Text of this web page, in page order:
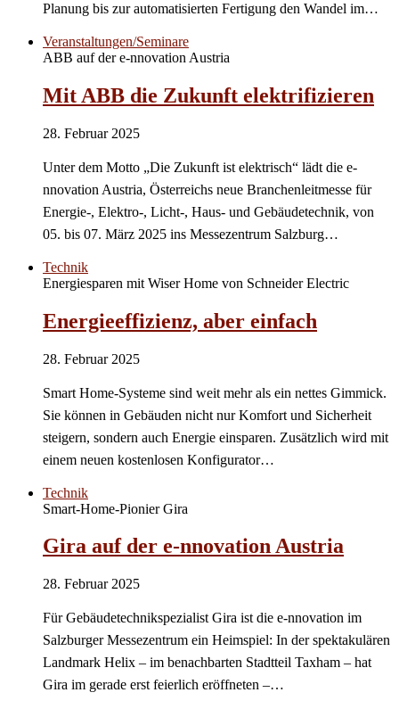
Planung bis zur automatisierten Fertigung den Wandel im…
Veranstaltungen/Seminare
ABB auf der e-nnovation Austria
Mit ABB die Zukunft elektrifizieren
28. Februar 2025
Unter dem Motto „Die Zukunft ist elektrisch“ lädt die e-
nnovation Austria, Österreichs neue Branchenleitmesse für
Energie-, Elektro-, Licht-, Haus- und Gebäudetechnik, von
05. bis 07. März 2025 ins Messezentrum Salzburg…
Technik
Energiesparen mit Wiser Home von Schneider Electric
Energieeffizienz, aber einfach
28. Februar 2025
Smart Home-Systeme sind weit mehr als ein nettes Gimmick.
Sie können in Gebäuden nicht nur Komfort und Sicherheit
steigern, sondern auch Energie einsparen. Zusätzlich wird mit
einem neuen kostenlosen Konfigurator…
Technik
Smart-Home-Pionier Gira
Gira auf der e-nnovation Austria
28. Februar 2025
Für Gebäudetechnikspezialist Gira ist die e-nnovation im
Salzburger Messezentrum ein Heimspiel: In der spektakulären
Landmark Helix – im benachbarten Stadtteil Taxham – hat
Gira im gerade erst feierlich eröffneten –…